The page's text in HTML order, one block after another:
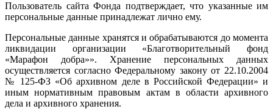
Пользователь сайта Фонда подтверждает, что указанные им
персональные данные принадлежат лично ему.
Персональные данные хранятся и обрабатываются до момента
ликвидации организации «Благотворительный фонд
«Марафон добра»». Хранение персональных данных
осуществляется согласно Федеральному закону от 22.10.2004
№ 125-ФЗ «Об архивном деле в Российской Федерации» и
иным нормативным правовым актам в области архивного
дела и архивного хранения.